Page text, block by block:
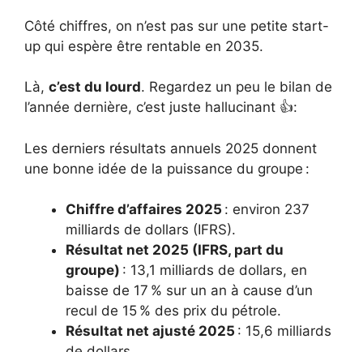
Côté chiffres, on n’est pas sur une petite start-
up qui espère être rentable en 2035.
Là, c’est du lourd. Regardez un peu le bilan de
l’année dernière, c’est juste hallucinant 👍:
Les derniers résultats annuels 2025 donnent
une bonne idée de la puissance du groupe :
Chiffre d’affaires 2025 : environ 237
milliards de dollars (IFRS).
Résultat net 2025 (IFRS, part du
groupe) : 13,1 milliards de dollars, en
baisse de 17 % sur un an à cause d’un
recul de 15 % des prix du pétrole.
Résultat net ajusté 2025 : 15,6 milliards